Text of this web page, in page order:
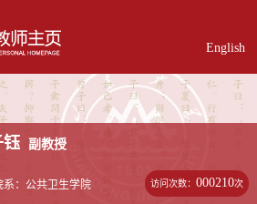
English
钰 副教授
系：公共卫生学院 访问次数：000210次